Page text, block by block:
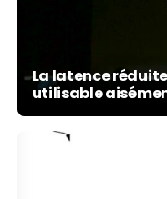
La latence
utilisable